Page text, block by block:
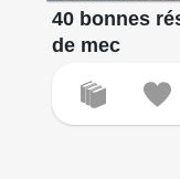
40 bonnes
de mec